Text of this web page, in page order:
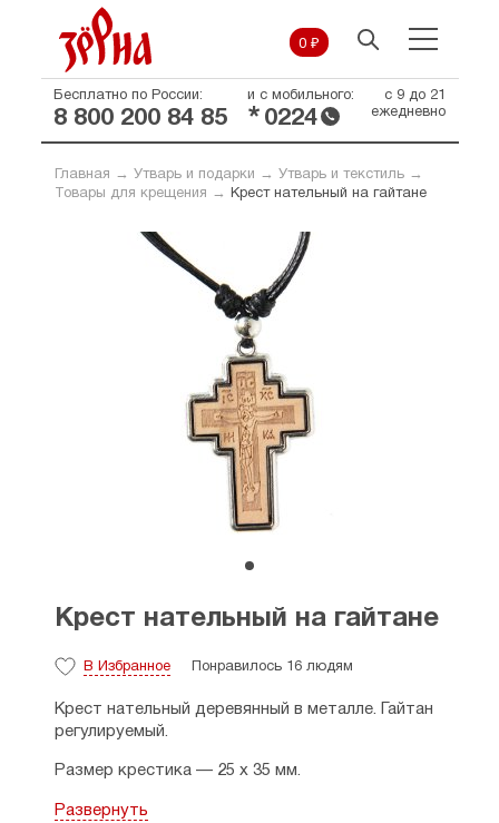
0 ₽
Бесплатно по России:
8 800 200 84 85
и с мобильного:
* 0224
с 9 до 21
ежедневно
Главная → Утварь и подарки → Утварь и текстиль→
Товары для крещения → Крест нательный на гайтане
Крест нательный на гайтане
В Избранное Понравилось 16 людям
Крест нательный деревянный в металле. Гайтан
регулируемый.
Размер крестика — 25 х 35 мм.
Страна производства — Россия.
Развернуть